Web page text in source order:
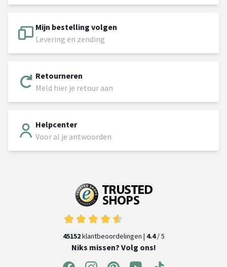
Mijn bestelling volgen
Levering en zending
Retourneren
Meld hier je retour aan
Helpcenter
Voor al je antwoorden
45152klantbeoordelingen | 4.4/ 5
Niks missen? Volg ons!